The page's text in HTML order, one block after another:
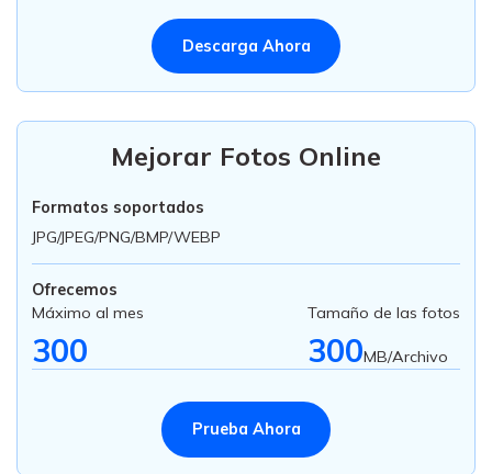
Descarga Ahora
Mejorar Fotos Online
JPG/JPEG/PNG/BMP/WEBP
Ofrecemos
Máximo al mes
300 300
Prueba Ahora